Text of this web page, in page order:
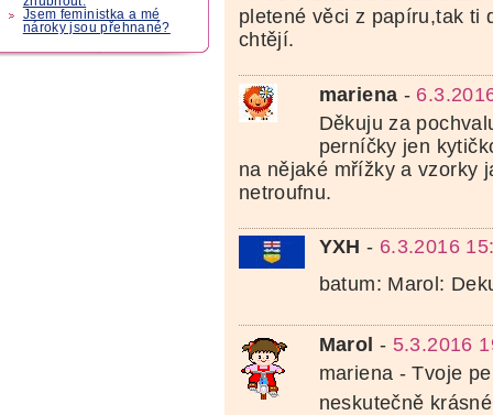
Jsem feministka a mé
nároky jsou přehnané?
pletené věci z papíru,tak ti
chtějí.
mariena -
Děkuju za
perníčky jen
na nějaké mřížky a vzorky
netroufnu.
YXH - 6.3.2016
batum: Marol:
Marol - 5.3.2016
mariena - Tvoje
neskutečně